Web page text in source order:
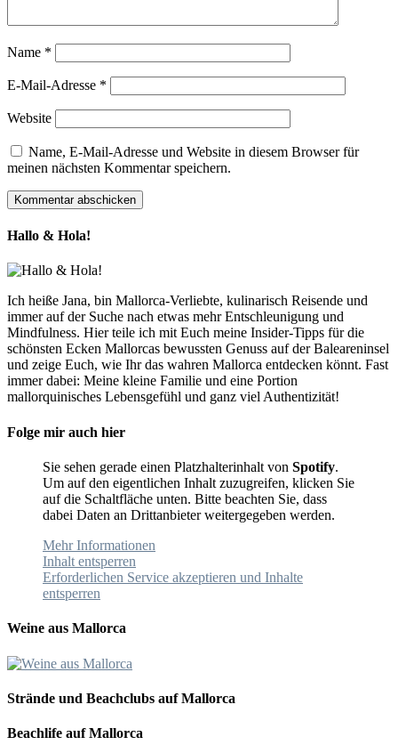
Name *
E-Mail-Adresse *
Website
Name, E-Mail-Adresse und Website in diesem Browser für
meinen nächsten Kommentar speichern.
Hallo & Hola!
Ich heiße Jana, bin Mallorca-Verliebte, kulinarisch Reisende und
immer auf der Suche nach etwas mehr Entschleunigung und
Mindfulness. Hier teile ich mit Euch meine Insider-Tipps für die
schönsten Ecken Mallorcas bewussten Genuss auf der Baleareninsel
und zeige Euch, wie Ihr das wahren Mallorca entdecken könnt. Fast
immer dabei: Meine kleine Familie und eine Portion
mallorquinisches Lebensgefühl und ganz viel Authentizität!
Folge mir auch hier
Sie sehen gerade einen Platzhalterinhalt von Spotify.
Um auf den eigentlichen Inhalt zuzugreifen, klicken Sie
auf die Schaltfläche unten. Bitte beachten Sie, dass
dabei Daten an Drittanbieter weitergegeben werden.
Mehr Informationen
Inhalt entsperren
Erforderlichen Service akzeptieren und Inhalte
entsperren
Weine aus Mallorca
Strände und Beachclubs auf Mallorca
Beachlife auf Mallorca